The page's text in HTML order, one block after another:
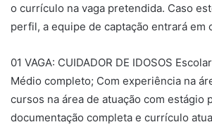
o currículo na vaga pretendida. Caso
perfil, a equipe de captação entrará em
01 VAGA: CUIDADOR DE IDOSOS
Médio completo; Com experiência na
cursos na área de atuação com estágio
documentação completa e currículo